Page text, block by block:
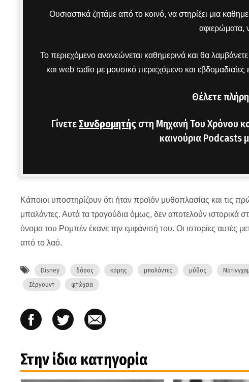
Ουσιαστικά ζητάμε από το κοινό, να στηρίξει μια
αφιερώματα,
Το περιεχόμενο ανανεώνεται καθημερινά και θα
και web radio με μουσικό περιεχόμενο και
Θέλετε
Γίνετε Συνδρομητής στη Μηχανή Του Χρόνου
καινούρια Podcasts
Κάποιοι υποστηρίζουν ότι ήταν προϊόν μυθοπλασίας και τις
μπαλάντες. Αυτά τα τραγούδια όμως, δεν αποτελούν ιστορικά
όνομα του Ρομπέν έκανε την εμφάνισή του. Οι ιστορίες αυτές
από το λαό.
Disney δάσος κόμης μπαλάντες μύθος
Σέργουντ
φτώχεια
Στην ίδια κατηγορία